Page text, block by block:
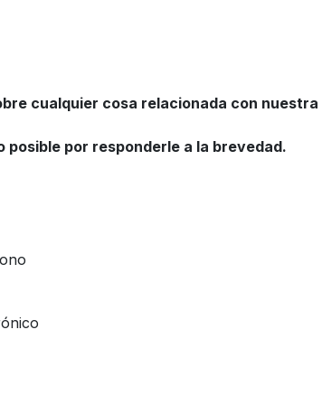
cualquier cosa relacionada con
posible por responderle a la brevedad.